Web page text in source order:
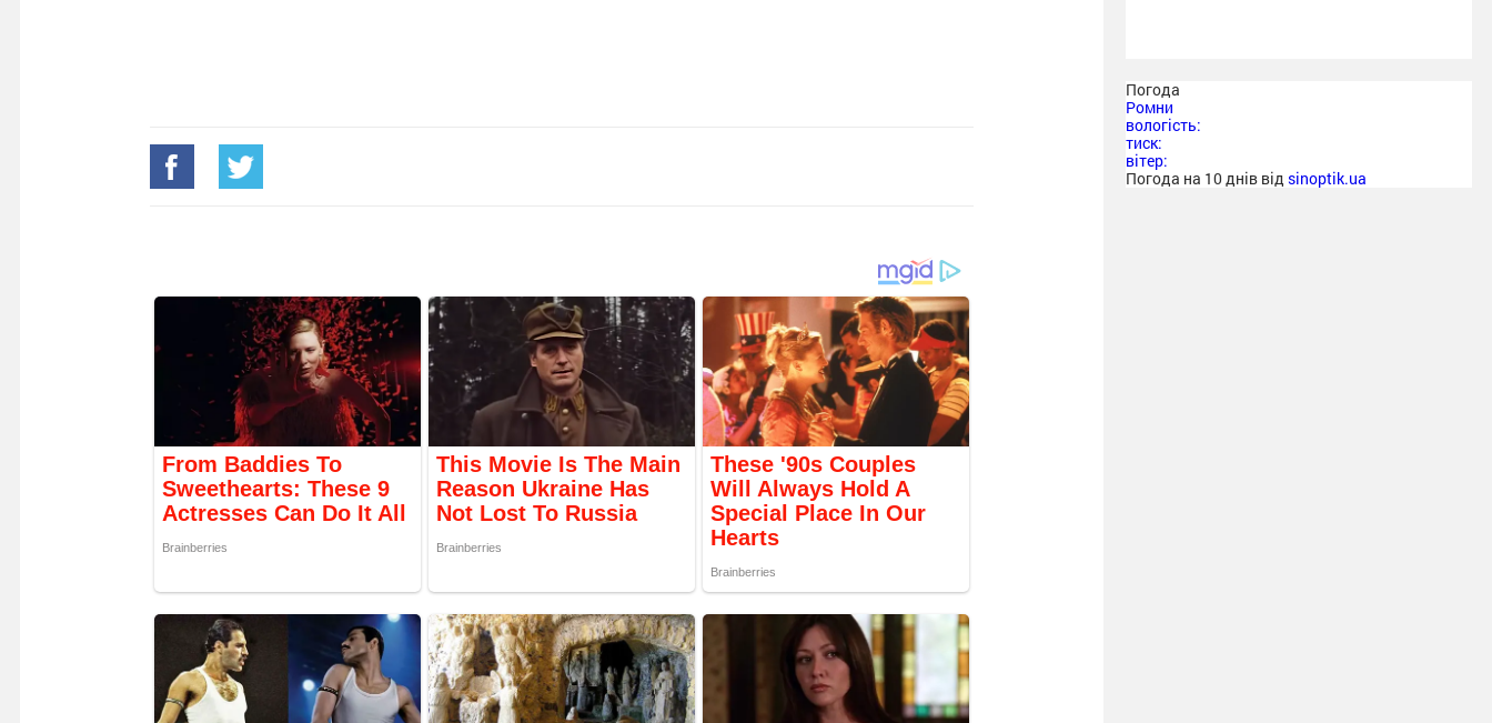
Погода
Ромни
вологість:
тиск:
вітер:
Погода на 10 днів від sinoptik.ua